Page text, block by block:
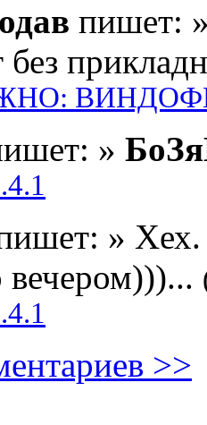
пишет:
без
»
» Хех.
>>